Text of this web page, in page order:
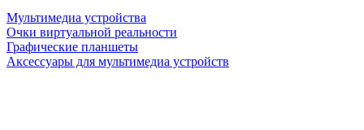
Мультимедиа устройства
Очки виртуальной реальности
Графические планшеты
Аксессуары для мультимедиа устройств